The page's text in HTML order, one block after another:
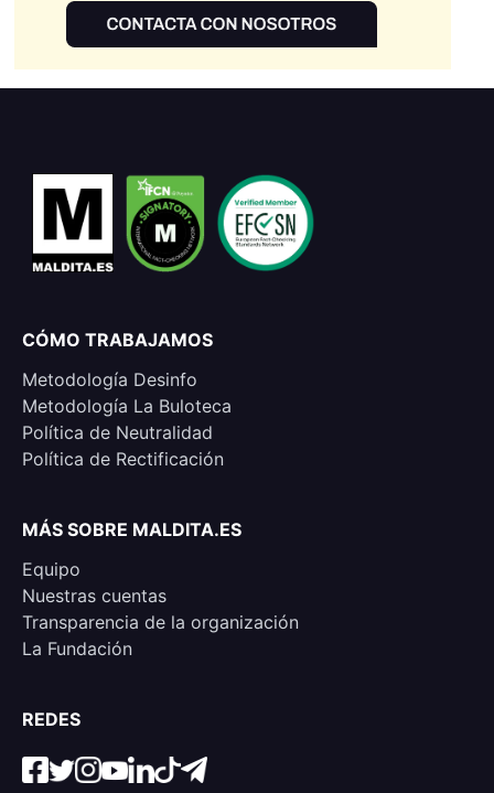
CÓMO TRABAJAMOS
Metodología Desinfo
Metodología La Buloteca
Política de Neutralidad
Política de Rectificación
MÁS SOBRE MALDITA.ES
Equipo
Nuestras cuentas
Transparencia de la organización
La Fundación
REDES